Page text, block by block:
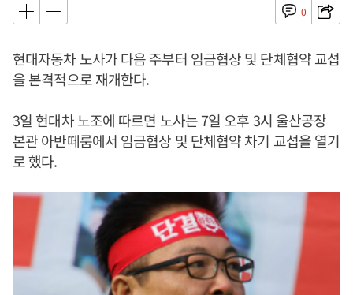
0
현대자동차 노사가 다음 주부터 임금협상 및 단체협약 교섭
을 본격적으로 재개한다.
3일 현대차 노조에 따르면 노사는 7일 오후 3시 울산공장
본관 아반떼룸에서 임금협상 및 단체협약 차기 교섭을 열기
로 했다.